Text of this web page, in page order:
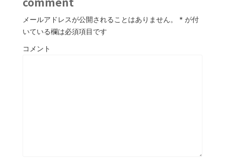
メールアドレスが公開されることはありません。 * が付
いている欄は必須項目です
コメント